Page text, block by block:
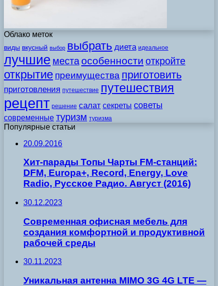
Облако меток
виды вкусный выбор выбрать диета идеальное
лучшие места особенности откройте
открытие преимущества приготовить
приготовления путешествие путешествия
рецепт решение салат секреты советы
современные туризм туризма
Популярные статьи
20.09.2016
Хит-парады Топы Чарты FM-станций:
DFM, Europa+, Record, Energy, Love
Radio, Русское Радио. Август (2016)
30.12.2023
Современная офисная мебель для
создания комфортной и продуктивной
рабочей среды
30.11.2023
Уникальная антенна MIMO 3G 4G LTE —